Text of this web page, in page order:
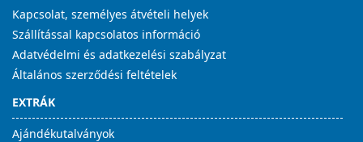
Kapcsolat, személyes átvételi helyek
Szállítással kapcsolatos információ
Adatvédelmi és adatkezelési szabályzat
Általános szerződési feltételek
EXTRÁK
Ajándékutalványok